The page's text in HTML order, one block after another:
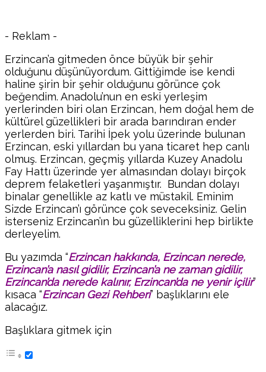
- Reklam -
Erzincan’a gitmeden önce büyük bir şehir
olduğunu düşünüyordum. Gittiğimde ise kendi
haline şirin bir şehir olduğunu görünce çok
beğendim. Anadolu’nun en eski yerleşim
yerlerinden biri olan Erzincan, hem doğal hem de
kültürel güzellikleri bir arada barındıran ender
yerlerden biri. Tarihi İpek yolu üzerinde bulunan
Erzincan, eski yıllardan bu yana ticaret hep canlı
olmuş. Erzincan, geçmiş yıllarda Kuzey Anadolu
Fay Hattı üzerinde yer almasından dolayı birçok
deprem felaketleri yaşanmıştır. Bundan dolayı
binalar genellikle az katlı ve müstakil. Eminim
Sizde Erzincan’ı görünce çok seveceksiniz. Gelin
isterseniz Erzincan’ın bu güzelliklerini hep birlikte
derleyelim.
Bu yazımda “Erzincan hakkında, Erzincan nerede,
Erzincan’a nasıl gidilir, Erzincan’a ne zaman gidilir,
Erzincan’da nerede kalınır, Erzincan’da ne yenir içilir”
kısaca “ErzincanGezi Rehberi” başlıklarını ele
alacağız.
Başlıklara gitmek için